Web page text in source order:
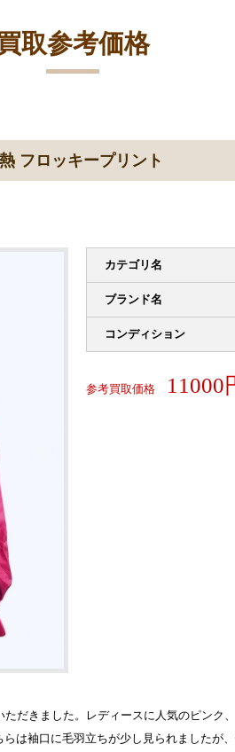
取参考価格
フロッキープリント
カテゴリ名
ブランド名
コンディション
参考買取価格 11000
だきました。レディースに人気のピンク
は袖口に毛羽立ちが少し見られましたが